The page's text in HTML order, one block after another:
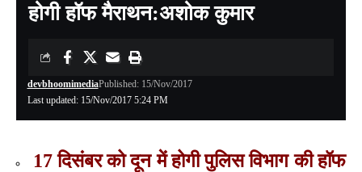
होगी हॉफ मैराथन:अशोक कुमार
Last updated: 15/Nov/2017 5:24 PM
devbhoomimediaPublished: 15/Nov/2017
17 दिसंबर को दून में होगी पुलिस विभाग की हॉफ